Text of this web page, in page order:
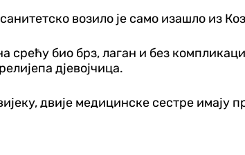
возило је само изашло из
срећу био брз, лаган и без
дјевојчица.
двије медицинске сестре имају